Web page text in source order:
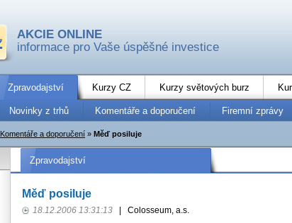
AKCIE ONLINE
informace pro Vaše úspěšné investice
Zpravodajství Kurzy CZ Kurzy světových burz
Novinky z trhů Komentáře a doporučení Firemní zprávy
Komentáře a doporučení » Měď posiluje
Zpravodajství
Měď posiluje
18.12.2006 13:31:13 Colosseum, a.s.